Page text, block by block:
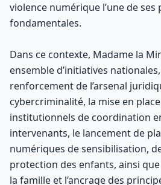
violence numérique l’une de ses
fondamentales.
Dans ce contexte, Madame la
ensemble d’initiatives
renforcement de l’arsenal
cybercriminalité, la mise en
institutionnels de coordination
intervenants, le lancement de
numériques de sensibilisation,
protection des enfants, ainsi
la famille et l’ancrage des